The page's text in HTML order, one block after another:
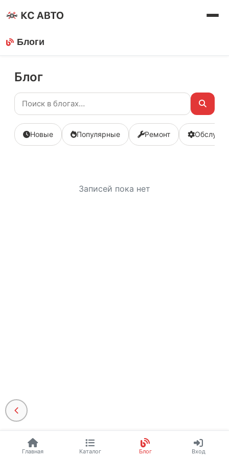
Блоги
Блог
Новые Популярные Ремонт
Записей пока нет
Главная Каталог Блог Вход